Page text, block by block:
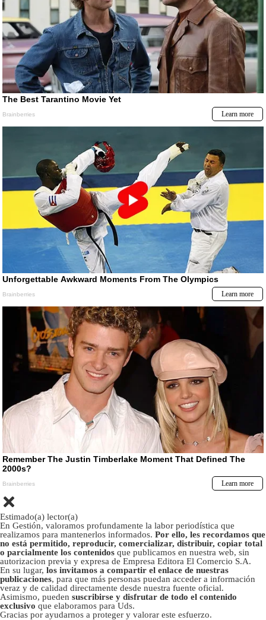
Estimado(a) lector(a)
En Gestión, valoramos profundamente la labor periodística que
realizamos para mantenerlos informados. Por ello, les recordamos que
no está permitido, reproducir, comercializar, distribuir, copiar total
o parcialmente los contenidos que publicamos en nuestra web, sin
autorizacion previa y expresa de Empresa Editora El Comercio S.A.
En su lugar, los invitamos a compartir el enlace de nuestras
publicaciones, para que más personas puedan acceder a información
veraz y de calidad directamente desde nuestra fuente oficial.
Asimismo, pueden suscribirse y disfrutar de todo el contenido
exclusivo que elaboramos para Uds.
Gracias por ayudarnos a proteger y valorar este esfuerzo.